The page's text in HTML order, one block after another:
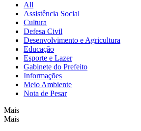
All
Assistência Social
Cultura
Defesa Civil
Desenvolvimento e Agricultura
Educação
Esporte e Lazer
Gabinete do Prefeito
Informações
Meio Ambiente
Nota de Pesar
Mais
Mais